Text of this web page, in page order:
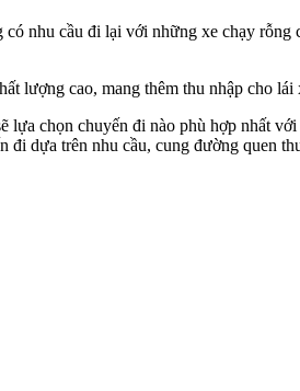
nhu cầu đi lại với những xe chạy rỗng
lượng cao, mang thêm thu nhập cho
chọn chuyến đi nào phù hợp nhất
dựa trên nhu cầu, cung đường quen